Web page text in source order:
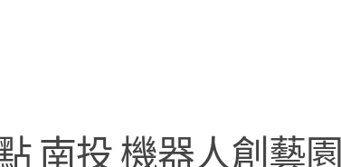
南投 機器人創藝